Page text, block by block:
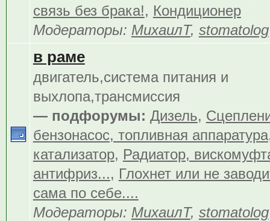
связь без брака!, Кондиционер
Модераторы: МихаилТ, stomatolog
в раме
двигатель,система питания и
выхлопа,трансмиссия
— подфорумы: Дизель,
бензонасос, топливная аппаратура
катализатор, Радиатор,
антифриз..., Глохнет или не
сама по себе....
Модераторы: МихаилТ, stomatolog